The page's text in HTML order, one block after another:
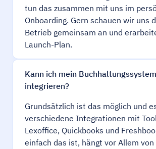
tun das zusammen mit uns im
Onboarding. Gern schauen wir uns
Betrieb gemeinsam an und
Launch-Plan.
Kann ich mein Buchhaltungssystem
integrieren?
Grundsätzlich ist das möglich und
verschiedene Integrationen mit
Lexoffice, Quickbooks und
einfach das ist, hängt vor Allem